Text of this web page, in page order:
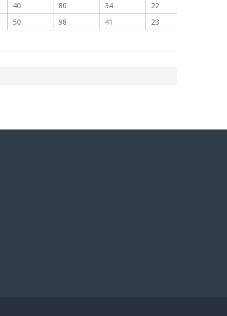
40 80 34
22
50 98 41 23